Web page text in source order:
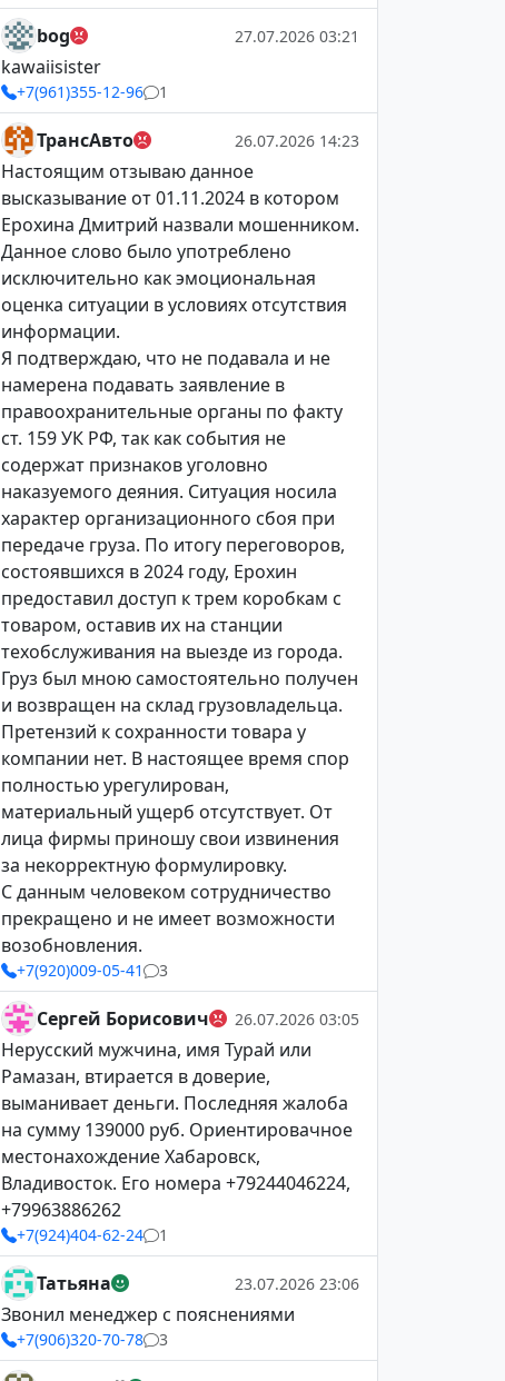
bog 27.07.2026 03:21
kawaiisister
+7(961)355-12-96 1
ТрансАвто 26.07.2026 14:23
Настоящим отзываю данное
высказывание от 01.11.2024 в котором
Ерохина Дмитрий назвали мошенником.
Данное слово было употреблено
исключительно как эмоциональная
оценка ситуации в условиях отсутствия
информации.
Я подтверждаю, что не подавала и не
намерена подавать заявление в
правоохранительные органы по факту
ст. 159 УК РФ, так как события не
содержат признаков уголовно
наказуемого деяния. Ситуация носила
характер организационного сбоя при
передаче груза. По итогу переговоров,
состоявшихся в 2024 году, Ерохин
предоставил доступ к трем коробкам с
товаром, оставив их на станции
техобслуживания на выезде из города.
Груз был мною самостоятельно получен
и возвращен на склад грузовладельца.
Претензий к сохранности товара у
компании нет. В настоящее время спор
полностью урегулирован,
материальный ущерб отсутствует. От
лица фирмы приношу свои извинения
за некорректную формулировку.
С данным человеком сотрудничество
прекращено и не имеет возможности
возобновления.
+7(920)009-05-41 3
Сергей Борисович 26.07.2026 03:05
Нерусский мужчина, имя Турай или
Рамазан, втирается в доверие,
выманивает деньги. Последняя жалоба
на сумму 139000 руб. Ориентировачное
местонахождение Хабаровск,
Владивосток. Его номера +79244046224,
+79963886262
+7(924)404-62-24 1
Татьяна 23.07.2026 23:06
Звонил менеджер с пояснениями
+7(906)320-70-78 3